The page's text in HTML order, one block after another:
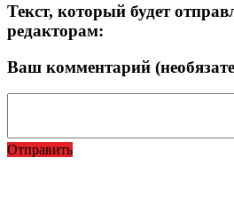
Текст, который будет
редакторам:
Ваш комментарий
Отправить